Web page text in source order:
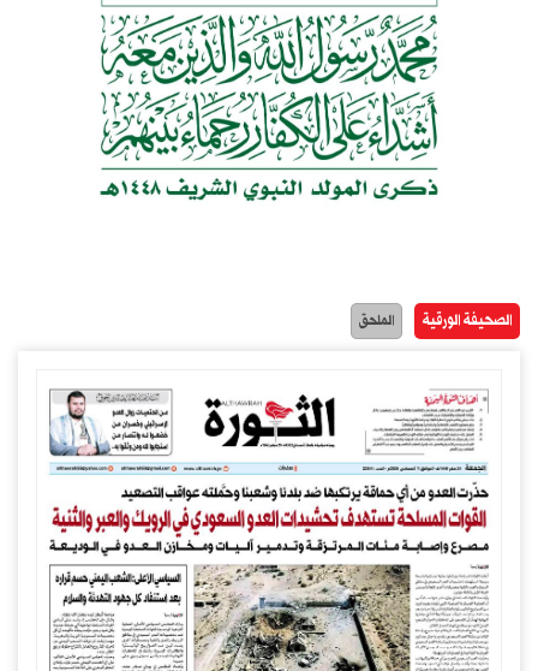
الصحيفة الورقية الملحق